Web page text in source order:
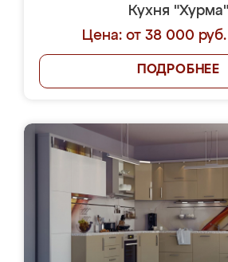
Кухня "Хурма"
Цена: от 38 000
ПОДРОБНЕЕ